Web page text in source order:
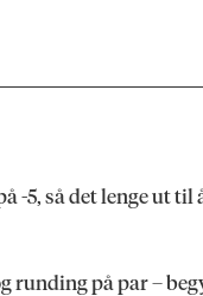
-5, så det lenge ut
runding på par –